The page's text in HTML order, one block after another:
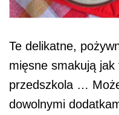
Te delikatne,
mięsne smakują
przedszkola …
dowolnymi